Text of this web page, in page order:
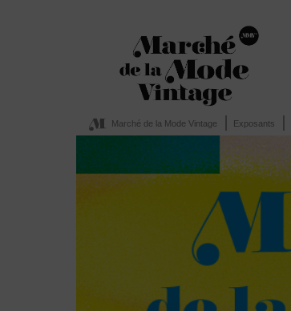
Marché de la Mode Vintage Exposants